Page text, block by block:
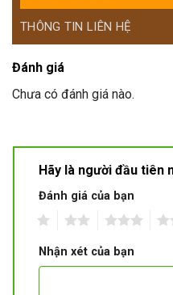
THÔNG TIN LIÊN HỆ
Đánh giá
Chưa có đánh giá nào.
Hãy là người đầu tiên
Đánh giá của bạn
Nhận xét của bạn